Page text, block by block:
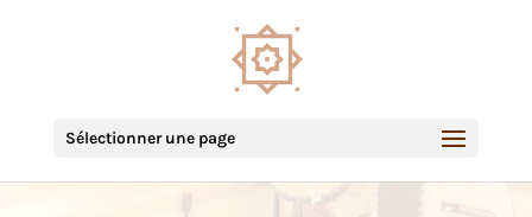
Sélectionner une page